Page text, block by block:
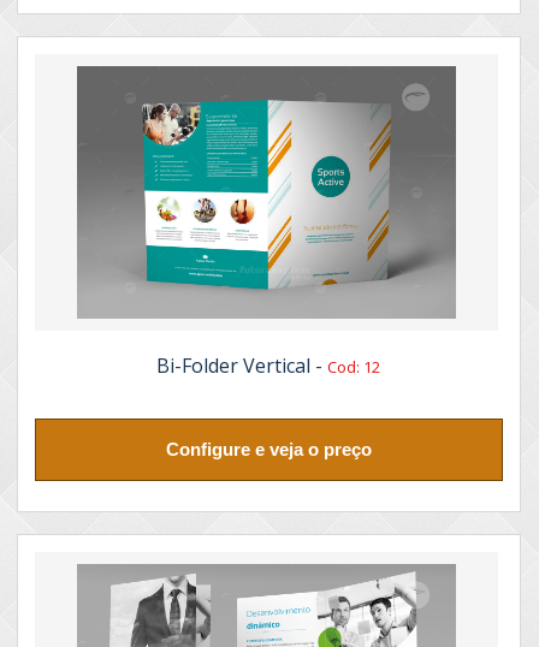
Bi-Folder Vertical -Cod: 12
Configure e veja o preço